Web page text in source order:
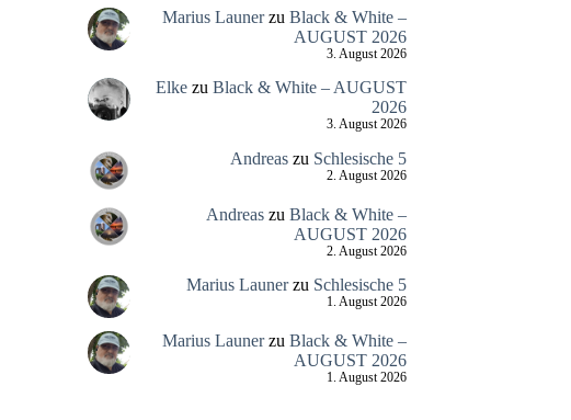
Marius Launerzu Black & White –
AUGUST 2026
3. August 2026
Elkezu Black & White – AUGUST
2026
3. August 2026
Andreaszu Schlesische 5
2. August 2026
Andreaszu Black & White –
AUGUST 2026
2. August 2026
Marius Launerzu Schlesische 5
1. August 2026
Marius Launerzu Black & White –
AUGUST 2026
1. August 2026